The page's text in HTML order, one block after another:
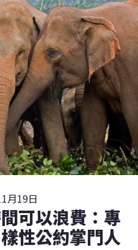
月19日
可以浪費：專
性公約掌門人